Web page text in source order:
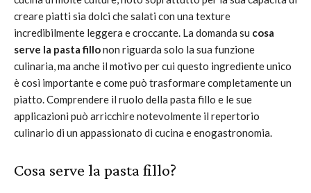
creare piatti sia dolci che salati con una texture
incredibilmente leggera e croccante. La domanda su cosa
serve la pasta fillonon riguarda solo la sua funzione
culinaria, ma anche il motivo per cui questo ingrediente unico
è così importante e come può trasformare completamente un
piatto. Comprendere il ruolo della pasta fillo e le sue
applicazioni può arricchire notevolmente il repertorio
culinario di un appassionato di cucina e enogastronomia.
Cosa serve la pasta fillo?